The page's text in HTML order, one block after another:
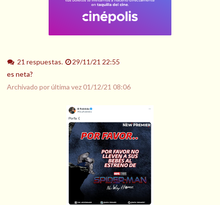
21 respuestas.
29/11/21 22:55
es neta?
Archivado por última vez01/12/21 08:06